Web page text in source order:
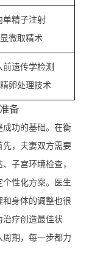
单精子注射
微取精术
前遗传学检测
卵处理技术
备
成功的基础。在衡
先，夫妻双方需要
子宫环境检查，
性化方案。医生
身体的调整也很
治疗创造最佳状
期，每一步都力